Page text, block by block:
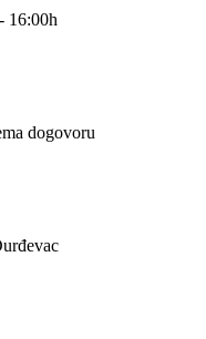
16:00h
dogovoru